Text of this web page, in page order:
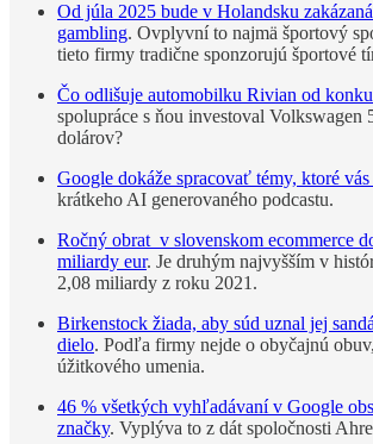
Od júla 2025 bude v Holandsku
gambling. Ovplyvní to najmä športový
tieto firmy tradične sponzorujú športové
Čo odlišuje automobilku Rivian od
spolupráce s ňou investoval Volkswagen
dolárov?
Google dokáže spracovať témy, ktoré
krátkeho AI generovaného podcastu.
Ročný obrat v slovenskom ecommerce
miliardy eur. Je druhým najvyšším v
2,08 miliardy z roku 2021.
Birkenstock žiada, aby súd uznal jej
dielo. Podľa firmy nejde o obyčajnú
úžitkového umenia.
46 % všetkých vyhľadávaní v Google
značky. Vyplýva to z dát spoločnosti